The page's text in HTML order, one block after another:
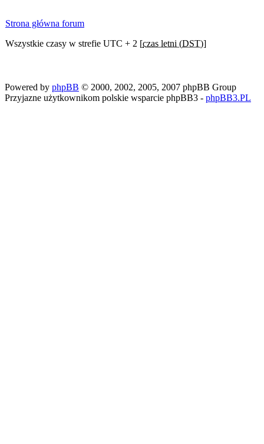
Strona główna forum
Wszystkie czasy w strefie UTC + 2 [czas letni (DST)]
Powered by phpBB © 2000, 2002, 2005, 2007 phpBB Group
Przyjazne użytkownikom polskie wsparcie phpBB3 - phpBB3.PL